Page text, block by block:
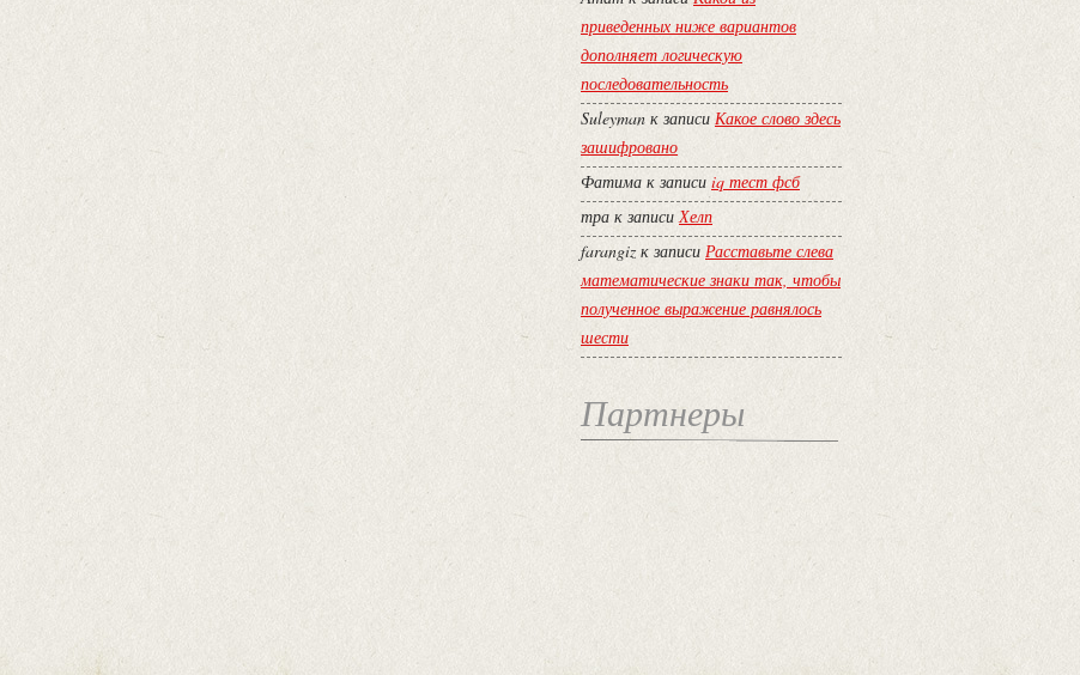
приведенных ниже вариантов
дополняет логическую
последовательность
Suleyman к записи Какое слово здесь
зашифровано
Фатима к записи iq тест фсб
тра к записиХелп
farangiz к записи Расставьте слева
математические знаки так, чтобы
полученное выражение равнялось
шести
Партнеры